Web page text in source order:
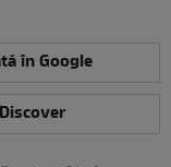
în Google